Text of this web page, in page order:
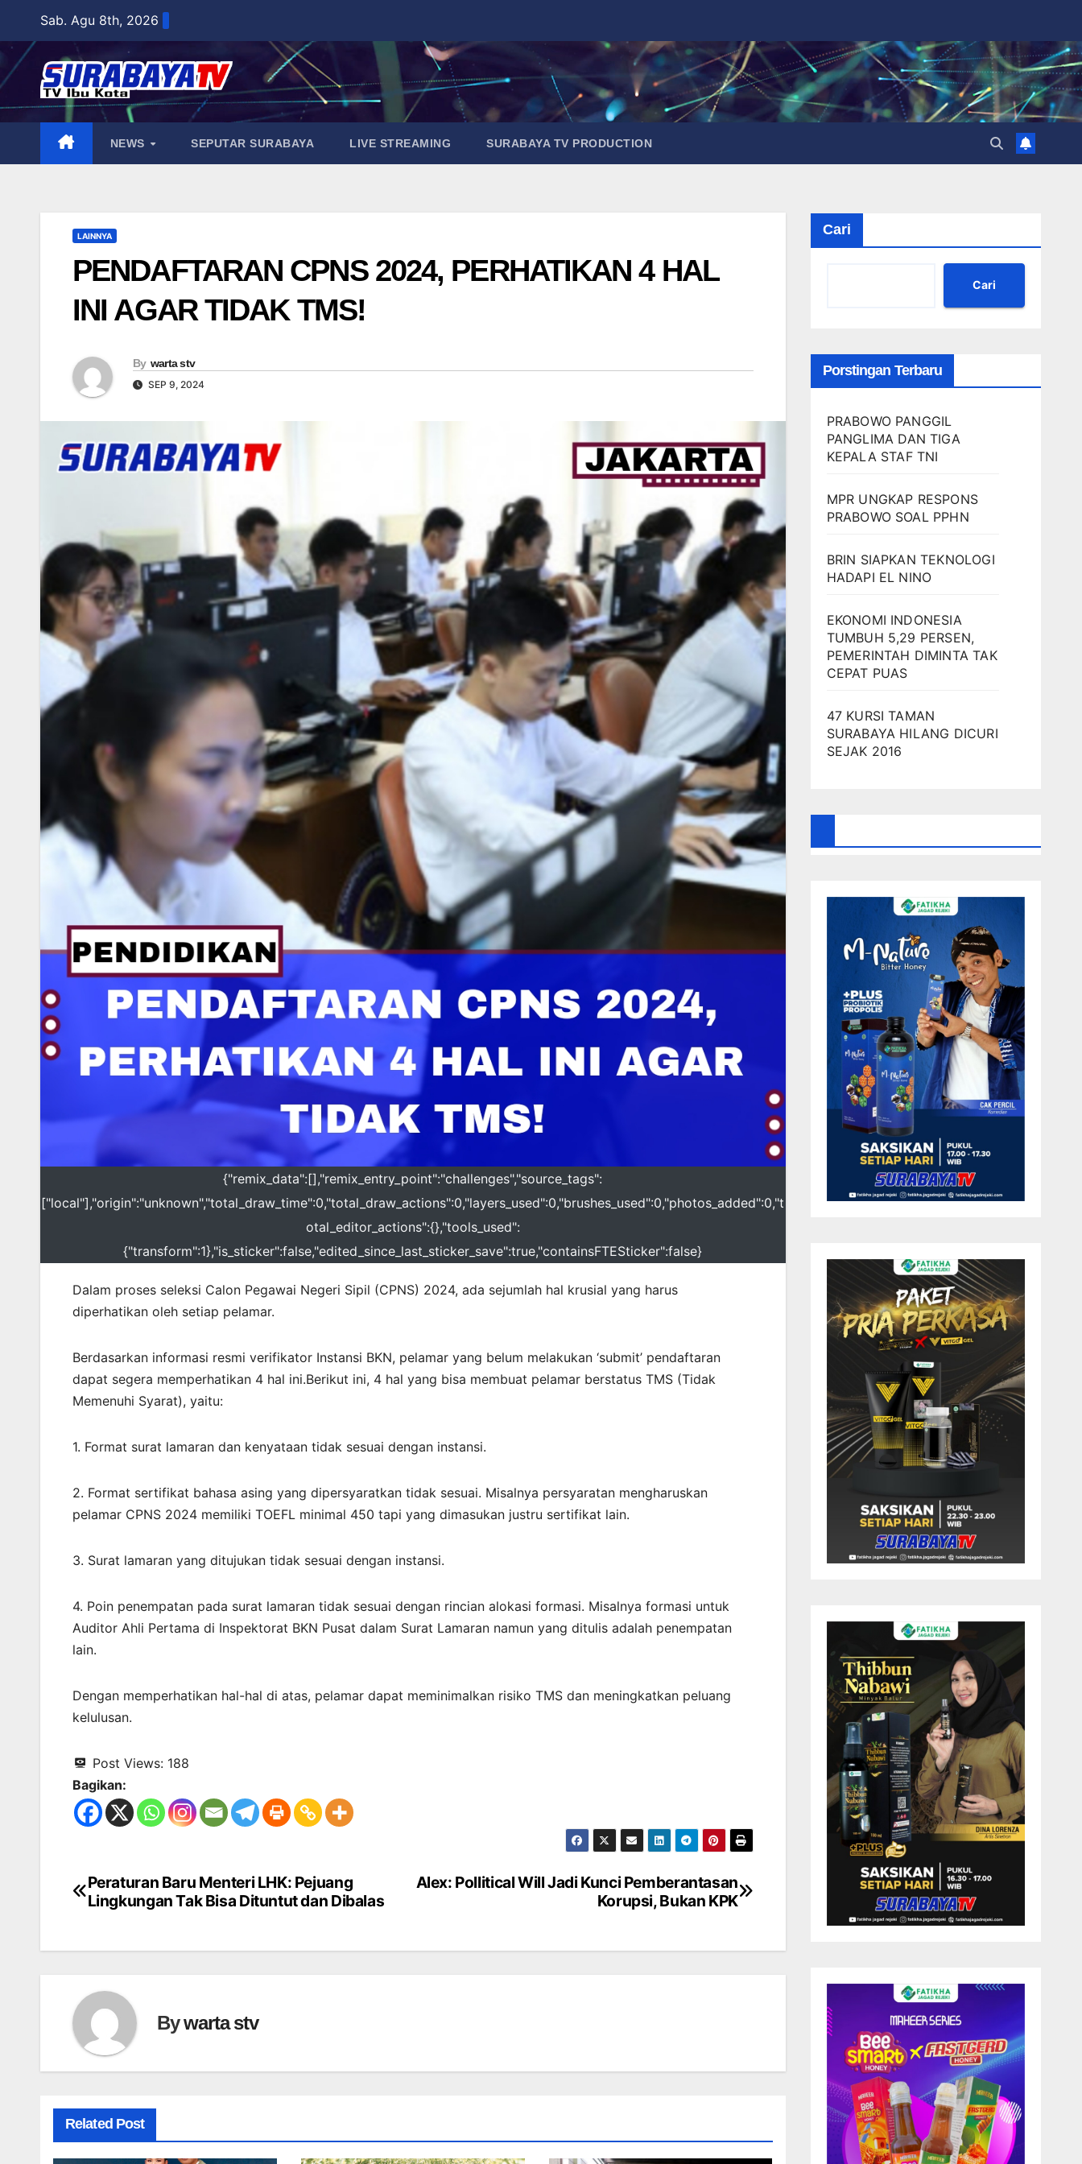
content
Sab. Agu 8th, 2026
NEWS SEPUTAR SURABAYA LIVE STREAMING SURABAYA TV PRODUCTION
LAINNYA
PENDAFTARAN CPNS 2024, PERHATIKAN 4 HAL
INI AGAR TIDAK TMS!
By warta stv
SEP 9, 2024
{"remix_data":[],"remix_entry_point":"challenges","source_tags":
["local"],"origin":"unknown","total_draw_time":0,"total_draw_actions":0,"layers_used":0,"brushes_used":0,"photos_added":0,"t
otal_editor_actions":{},"tools_used":
{"transform":1},"is_sticker":false,"edited_since_last_sticker_save":true,"containsFTESticker":false}
Dalam proses seleksi Calon Pegawai Negeri Sipil (CPNS) 2024, ada sejumlah hal krusial yang harus
diperhatikan oleh setiap pelamar.
Berdasarkan informasi resmi verifikator Instansi BKN, pelamar yang belum melakukan ‘submit’ pendaftaran
dapat segera memperhatikan 4 hal ini.Berikut ini, 4 hal yang bisa membuat pelamar berstatus TMS (Tidak
Memenuhi Syarat), yaitu:
1. Format surat lamaran dan kenyataan tidak sesuai dengan instansi.
2. Format sertifikat bahasa asing yang dipersyaratkan tidak sesuai. Misalnya persyaratan mengharuskan
pelamar CPNS 2024 memiliki TOEFL minimal 450 tapi yang dimasukan justru sertifikat lain.
3. Surat lamaran yang ditujukan tidak sesuai dengan instansi.
4. Poin penempatan pada surat lamaran tidak sesuai dengan rincian alokasi formasi. Misalnya formasi untuk
Auditor Ahli Pertama di Inspektorat BKN Pusat dalam Surat Lamaran namun yang ditulis adalah penempatan
lain.
Dengan memperhatikan hal-hal di atas, pelamar dapat meminimalkan risiko TMS dan meningkatkan peluang
kelulusan.
Post Views: 188
Bagikan:
Navigasi
Alex: Pollitical Will Jadi Kunci Pemberantasan
Korupsi, Bukan KPK
Peraturan Baru Menteri LHK: Pejuang
Lingkungan Tak Bisa Dituntut dan Dibalas
Bywarta stv
Related Post
Cari
Cari
Porstingan Terbaru
PRABOWO PANGGIL
PANGLIMA DAN TIGA
KEPALA STAF TNI
MPR UNGKAP RESPONS
PRABOWO SOAL PPHN
BRIN SIAPKAN TEKNOLOGI
HADAPI EL NINO
EKONOMI INDONESIA
TUMBUH 5,29 PERSEN,
PEMERINTAH DIMINTA TAK
CEPAT PUAS
47 KURSI TAMAN
SURABAYA HILANG DICURI
SEJAK 2016